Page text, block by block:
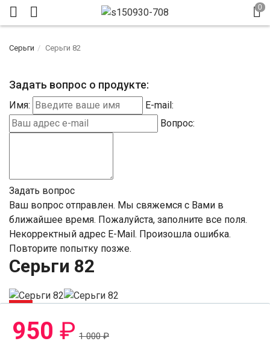
Серьги Серьги 82
Задать вопрос о продукте:
Имя:
E-mail:
Вопрос:
Задать вопрос
Ваш вопрос отправлен. Мы свяжемся с Вами в
ближайшее время. Пожалуйста, заполните все поля.
Некорректный адрес E-Mail. Произошла ошибка.
Повторите попытку позже.
Серьги 82
-5%
950 ₽ 1 000₽